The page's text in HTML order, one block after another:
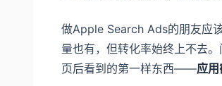
做Apple Search Ads的朋友应
量也有，但转化率始终上不去
页后看到的第一样东西——应用